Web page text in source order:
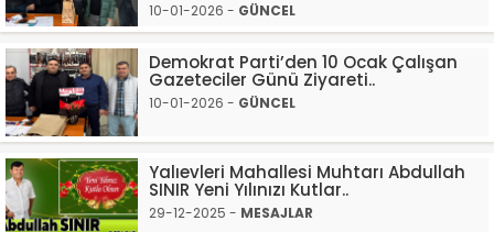
10-01-2026 - GÜNCEL
Demokrat Parti’den 10 Ocak Çalışan
Gazeteciler Günü Ziyareti..
10-01-2026 - GÜNCEL
Yalıevleri Mahallesi Muhtarı Abdullah
SINIR Yeni Yılınızı Kutlar..
29-12-2025 - MESAJLAR